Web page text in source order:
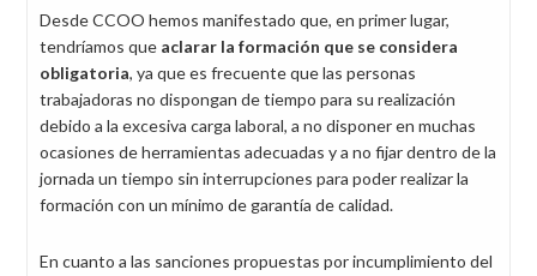
Desde CCOO hemos manifestado que, en primer lugar,
tendríamos que aclarar la formación que se considera
obligatoria, ya que es frecuente que las personas
trabajadoras no dispongan de tiempo para su realización
debido a la excesiva carga laboral, a no disponer en muchas
ocasiones de herramientas adecuadas y a no fijar dentro de la
jornada un tiempo sin interrupciones para poder realizar la
formación con un mínimo de garantía de calidad.
En cuanto a las sanciones propuestas por incumplimiento del